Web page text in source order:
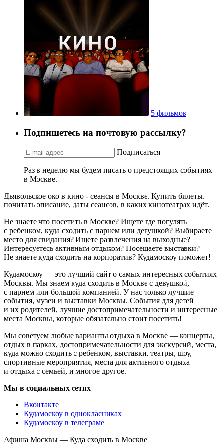
5 фильмов
Подпишетесь на почтовую рассылку?
Подписаться
Раз в неделю мы будем писать о предстоящих событиях
в Москве.
Дьявольское око в кино - сеансы в Москве. Купить билеты,
почитать описание, даты сеансов, в каких кинотеатрах идёт.
Не знаете что посетить в Москве? Ищете где погулять
с ребенком, куда сходить с парнем или девушкой? Выбираете
место для свидания? Ищете развлечения на выходные?
Интересуетесь активным отдыхом? Посещаете выставки?
Не знаете куда сходить на корпоратив? Кудамоскоу поможет!
Кудамоскоу — это лучший сайт о самых интересных событиях
Москвы. Мы знаем куда сходить в Москве с девушкой,
с парнем или большой компанией. У нас только лучшие
события, музеи и выставки Москвы. События для детей
и их родителей, лучшие достопримечательности и интересные
места Москвы, которые обязательно стоит посетить!
Мы советуем любые варианты отдыха в Москве — концерты,
отдых в парках, достопримечательности для экскурсий, места,
куда можно сходить с ребенком, выставки, театры, шоу,
спортивные мероприятия, места для активного отдыха
и отдыха с семьей, и многое другое.
Мы в социальных сетях
Вконтакте
Кудамоскоу в однокласниках
Кудамоскоу в телеграме
Афиша Москвы — Куда сходить в Москве